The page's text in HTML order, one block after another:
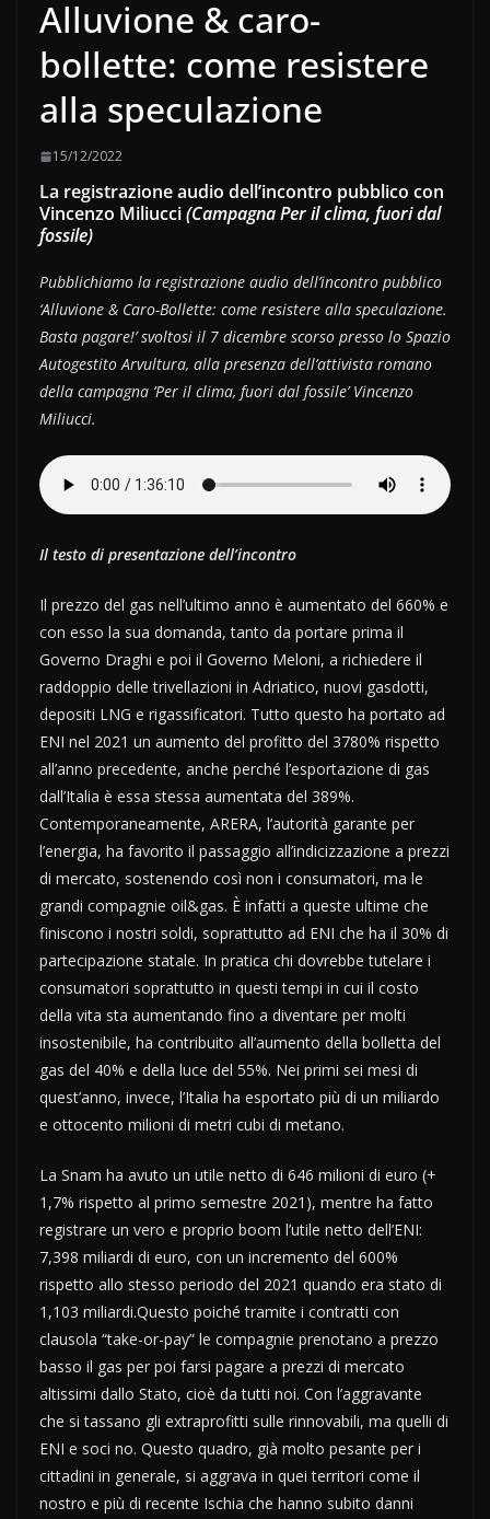
Alluvione & caro-
bollette: come resistere
alla speculazione
15/12/2022
La registrazione audio dell’incontro pubblico con
Vincenzo Miliucci(Campagna Per il clima, fuori dal
fossile)
Pubblichiamo la registrazione audio dell’incontro pubblico
‘Alluvione & Caro-Bollette: come resistere alla speculazione.
Basta pagare!’ svoltosi il 7 dicembre scorso presso lo Spazio
Autogestito Arvultura, alla presenza dell’attivista romano
della campagna ‘Per il clima, fuori dal fossile’ Vincenzo
Miliucci.
Il testo di presentazione dell’incontro
Il prezzo del gas nell’ultimo anno è aumentato del 660% e
con esso la sua domanda, tanto da portare prima il
Governo Draghi e poi il Governo Meloni, a richiedere il
raddoppio delle trivellazioni in Adriatico, nuovi gasdotti,
depositi LNG e rigassificatori. Tutto questo ha portato ad
ENI nel 2021 un aumento del profitto del 3780% rispetto
all’anno precedente, anche perché l’esportazione di gas
dall’Italia è essa stessa aumentata del 389%.
Contemporaneamente, ARERA, l’autorità garante per
l’energia, ha favorito il passaggio all’indicizzazione a prezzi
di mercato, sostenendo così non i consumatori, ma le
grandi compagnie oil&gas. È infatti a queste ultime che
finiscono i nostri soldi, soprattutto ad ENI che ha il 30% di
partecipazione statale. In pratica chi dovrebbe tutelare i
consumatori soprattutto in questi tempi in cui il costo
della vita sta aumentando fino a diventare per molti
insostenibile, ha contribuito all’aumento della bolletta del
gas del 40% e della luce del 55%. Nei primi sei mesi di
quest’anno, invece, l’Italia ha esportato più di un miliardo
e ottocento milioni di metri cubi di metano.
La Snam ha avuto un utile netto di 646 milioni di euro (+
1,7% rispetto al primo semestre 2021), mentre ha fatto
registrare un vero e proprio boom l’utile netto dell’ENI:
7,398 miliardi di euro, con un incremento del 600%
rispetto allo stesso periodo del 2021 quando era stato di
1,103 miliardi.Questo poiché tramite i contratti con
clausola “take-or-pay” le compagnie prenotano a prezzo
basso il gas per poi farsi pagare a prezzi di mercato
altissimi dallo Stato, cioè da tutti noi. Con l’aggravante
che si tassano gli extraprofitti sulle rinnovabili, ma quelli di
ENI e soci no. Questo quadro, già molto pesante per i
cittadini in generale, si aggrava in quei territori come il
nostro e più di recente Ischia che hanno subito danni